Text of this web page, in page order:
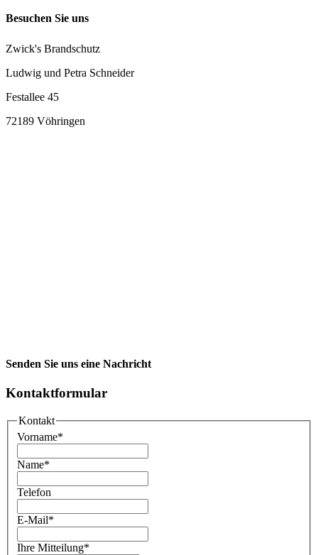
Besuchen Sie uns
Zwick's Brandschutz
Ludwig und Petra Schneider
Festallee 45
72189 Vöhringen
Senden Sie uns eine Nachricht
Kontaktformular
Kontakt
Vorname*
Name*
Telefon
E-Mail*
Ihre Mitteilung*